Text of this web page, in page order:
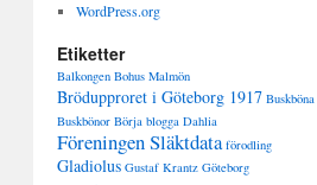
WordPress.org
Etiketter
Balkongen Bohus Malmön
Brödupproret i Göteborg 1917 Buskböna
Buskbönor Börja blogga Dahlia
Föreningen Släktdata förodling
Gladiolus Gustaf Krantz Göteborg